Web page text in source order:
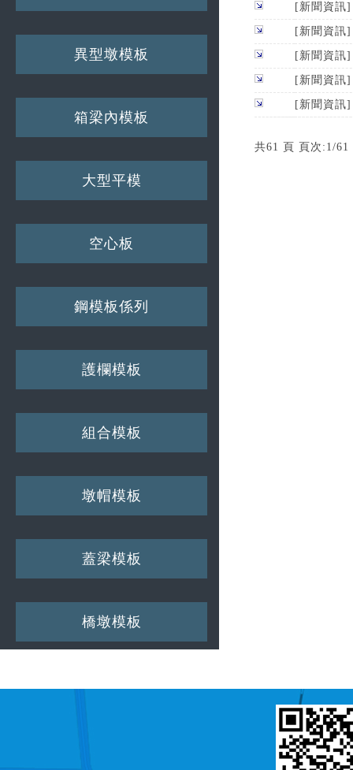
口
異型墩模板
箱梁內模板
大型平模
空心板
鋼模板係列
護欄模板
組合模板
墩帽模板
蓋梁模板
橋墩模板
[新聞資
[新聞資
[新聞資
[新聞資
[新聞資
共61 頁 頁次:1/61